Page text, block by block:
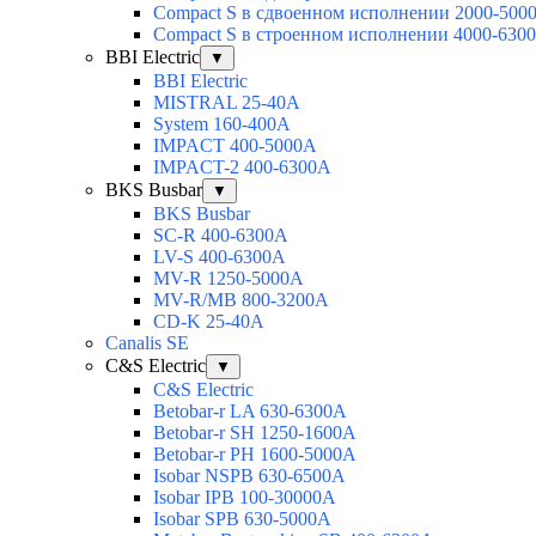
Compact S в сдвоенном исполнении 2000-
Compact S в строенном исполнении 4000-
BBI Electric
▼
BBI Electric
MISTRAL 25-40А
System 160-400А
IMPACT 400-5000А
IMPACT-2 400-6300А
BKS Busbar
▼
BKS Busbar
SC-R 400-6300A
LV-S 400-6300A
MV-R 1250-5000A
MV-R/MB 800-3200A
CD-K 25-40A
Canalis SE
C&S Electric
▼
C&S Electric
Betobar-r LA 630-6300A
Betobar-r SH 1250-1600A
Betobar-r PH 1600-5000A
Isobar NSPB 630-6500A
Isobar IPB 100-30000A
Isobar SPB 630-5000A